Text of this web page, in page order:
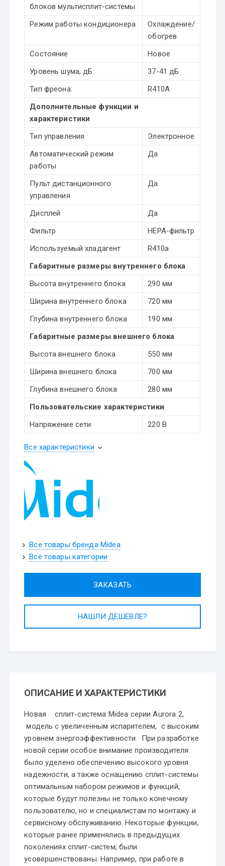
блоков мультисплит-системы
Режим работы кондиционера
Охлаждение/
обогрев
Состояние
Новое
Уровень шума, дБ:
37-41 дБ
Тип фреона:
R410A
Дополнительные функции и
характеристики
Тип управления
Электронное
Автоматический режим
работы
Да
Пульт дистанционного
управления
Да
Дисплей
Да
Фильтр
HEPA-фильтр
Используемый хладагент
R410a
Габаритные размеры внутреннего блока
Высота внутреннего блока
290 мм
Ширина внутреннего блока
720 мм
Глубина внутреннего блока
190 мм
Габаритные размеры внешнего блока
Высота внешнего блока
550 мм
Ширина внешнего блока
700 мм
Глубина внешнего блока
280 мм
Пользовательские характеристики
Напряжение сети
220 В
Все характеристики
Все товары бренда Midea
Все товары категории
ЗАКАЗАТЬ
НАШЛИ ДЕШЕВЛЕ?
ОПИСАНИЕ И ХАРАКТЕРИСТИКИ
Новая сплит-система Midea серии Aurora 2,
модель с увеличенным испарителем, с высоким
уровнем энергоэффективности. При разработке
новой серии особое внимание производителя
было уделено обеспечению высокого уровня
надежности, а также оснащению сплит-системы
оптимальным набором режимов и функций,
которые будут полезны не только конечному
пользователю, но и специалистам по монтажу и
сервисному обслуживанию. Некоторые функции,
которые ранее применялись в предыдущих
поколениях сплит-систем, были
усовершенствованы. Например, при работе в